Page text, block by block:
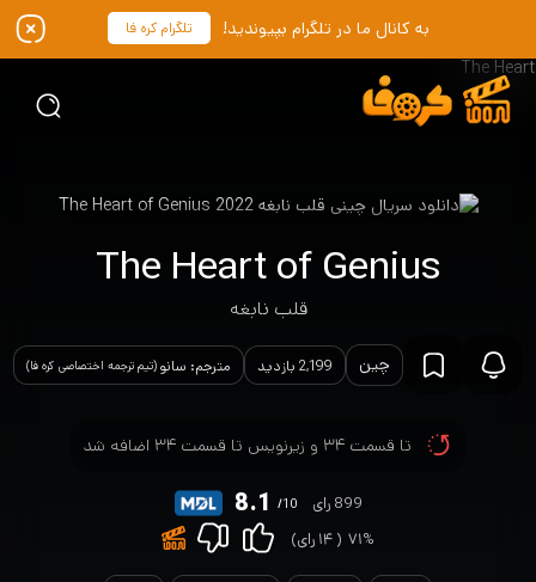
به کانال ما در تلگرام بپیوندید! تلگرام کره فا
The Heart of Genius
قلب نابغه
چین 2,199 بازدید مترجم: سانو (تیم ترجمه اختصاصی کره فا)
تا قسمت ۳۴ و زیرنویس تا قسمت ۳۴ اضافه شد
8.1 /10
899 رای
۷۱% ( ۱۴ رای)